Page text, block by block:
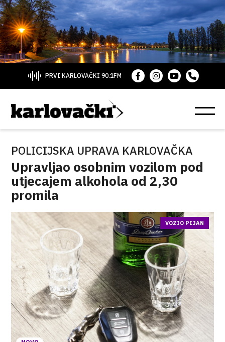
PRVI KARLOVAČKI 90.1FM
POLICIJSKA UPRAVA KARLOVAČKA
Upravljao osobnim vozilom pod
utjecajem alkohola od 2,30
promila
VOZIO PIJAN